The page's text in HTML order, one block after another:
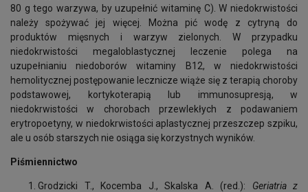
80 g tego warzywa, by uzupełnić witaminę C). W niedokrwistości
należy spożywać jej więcej. Można pić wodę z cytryną do
produktów mięsnych i warzyw zielonych. W przypadku
niedokrwistości megaloblastycznej leczenie polega na
uzupełnianiu niedoborów witaminy B12, w niedokrwistości
hemolitycznej postępowanie lecznicze wiąże się z terapią choroby
podstawowej, kortykoterapią lub immunosupresją, w
niedokrwistości w chorobach przewlekłych z podawaniem
erytropoetyny, w niedokrwistości aplastycznej przeszczep szpiku,
ale u osób starszych nie osiąga się korzystnych wyników.
Piśmiennictwo
Grodzicki T., Kocemba J., Skalska A. (red.): Geriatria z